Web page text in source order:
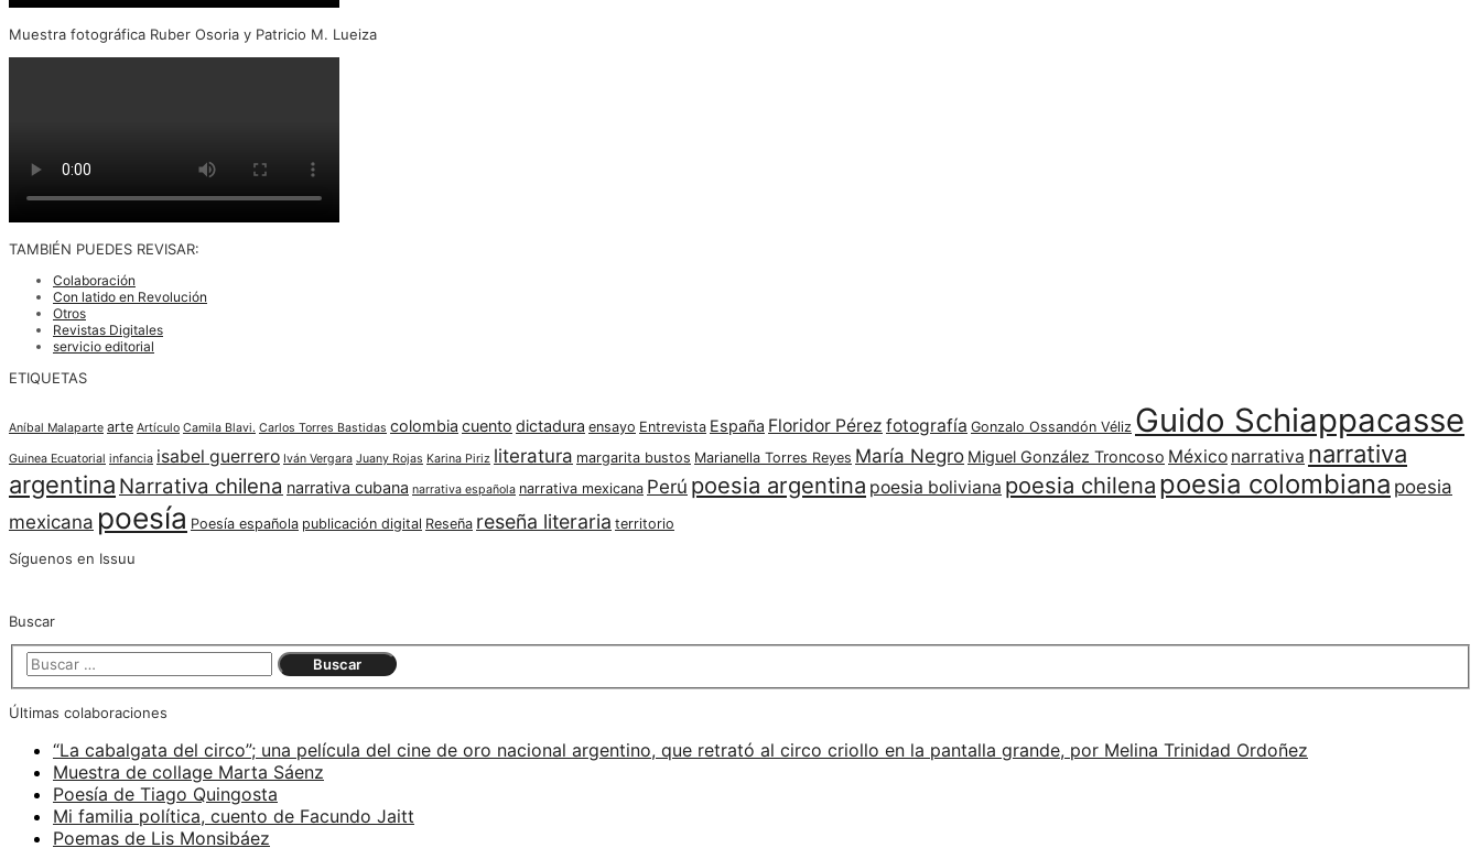
Muestra fotográfica Ruber Osoria y Patricio M. Lueiza
TAMBIÉN PUEDES REVISAR:
Colaboración
Con latido en Revolución
Otros
Revistas Digitales
servicio editorial
ETIQUETAS
Aníbal Malaparte arte Artículo Camila Blavi. Carlos Torres Bastidas colombia cuento dictadura ensayo Entrevista España Floridor Pérez fotografía Gonzalo Ossandón Véliz Guido Schiappacasse
Guinea Ecuatorial infancia isabel guerrero Iván Vergara Juany Rojas Karina Piriz literatura margarita bustos Marianella Torres Reyes María Negro Miguel González Troncoso México narrativa narrativa
argentina Narrativa chilena narrativa cubana narrativa española narrativa mexicana Perú poesia argentina poesia boliviana poesia chilena poesia colombiana poesia
mexicana poesía Poesía española publicación digital Reseña reseña literaria territorio
Síguenos en Issuu
Buscar
Últimas colaboraciones
“La cabalgata del circo”; una película del cine de oro nacional argentino, que retrató al circo criollo en la pantalla grande, por Melina Trinidad Ordoñez
Muestra de collage Marta Sáenz
Poesía de Tiago Quingosta
Mi familia política, cuento de Facundo Jaitt
Poemas de Lis Monsibáez